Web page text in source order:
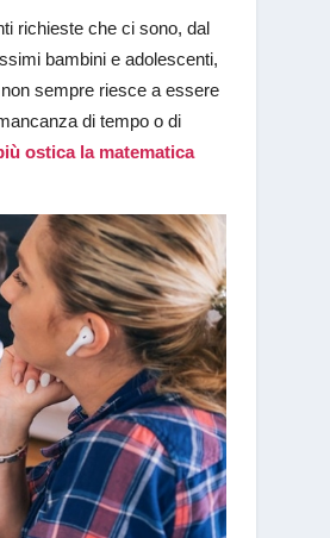
richieste che ci sono, dal
bambini e adolescenti,
sempre riesce a essere
di tempo o di
ostica la matematica